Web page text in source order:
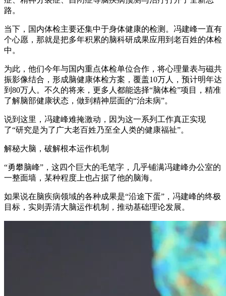
路。
当下，国内体检主要还集中于身体健康的检测。冯建峰一直有
个心愿，那就是把多年积累的脑科研成果应用到老百姓的体检
中。
为此，他们今年与国内重点体检单位合作，将心理量表与磁共
振影像结合，形成脑健康体检方案，覆盖10万人，预计明年达
到80万人。不久的将来，更多人都能选择“脑体检”项目，精准
了解脑部健康状态，做到精神层面的“治未病”。
说到这里，冯建峰难掩激动，因为这一系列工作真正实现
了“研究是为了广大老百姓乃至全人类的健康福祉”。
解秘大脑，破解根本运作机制
“勇攀脑峰”，这四个巨大的毛笔字，几乎铺满冯建峰办公室的
一整面墙，某种程度上也占据了他的脑海。
如果说在脑疾病领域的各种成果是“沿途下蛋”，冯建峰的终极
目标，实则弄清大脑运作机制，推动基础理论发展。